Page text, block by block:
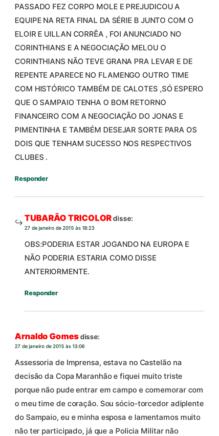
PASSADO FEZ CORPO MOLE E PREJUDICOU A
EQUIPE NA RETA FINAL DA SÉRIE B JUNTO COM O
ELOIR E UILLAN CORRÊA , FOI ANUNCIADO NO
CORINTHIANS E A NEGOCIAÇÃO MELOU O
CORINTHIANS NÃO TEVE GRANA PRA LEVAR E DE
REPENTE APARECE NO FLAMENGO OUTRO TIME
COM HISTÓRICO TAMBÉM DE CALOTES ,SÓ ESPERO
QUE O SAMPAIO TENHA O BOM RETORNO
FINANCEIRO COM A NEGOCIAÇÃO DO JONAS E
PIMENTINHA E TAMBÉM DESEJAR SORTE PARA OS
DOIS QUE TENHAM SUCESSO NOS RESPECTIVOS
CLUBES .
Responder
TUBARÃO TRICOLORdisse:
27 de janeiro de 2015 às 18:23
OBS:PODERIA ESTAR JOGANDO NA EUROPA E
NÃO PODERIA ESTARIA COMO DISSE
ANTERIORMENTE.
Responder
Arnaldo Gomesdisse:
27 de janeiro de 2015 às 13:06
Assessoria de Imprensa, estava no Castelão na
decisão da Copa Maranhão e fiquei muito triste
porque não pude entrar em campo e comemorar com
o meu time de coração. Sou sócio-torcedor adiplente
do Sampaio, eu e minha esposa e lamentamos muito
não ter participado, já que a Policia Militar não